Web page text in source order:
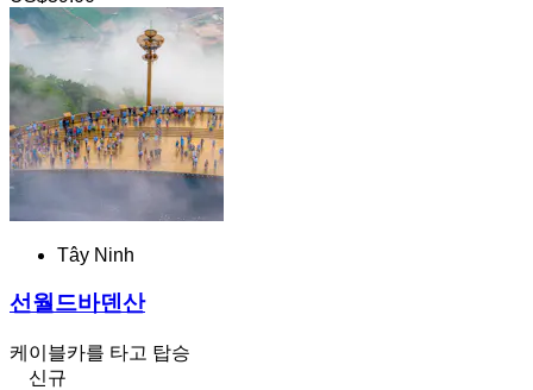
Tây Ninh
선월드바덴산
케이블카를 타고 탑승
신규